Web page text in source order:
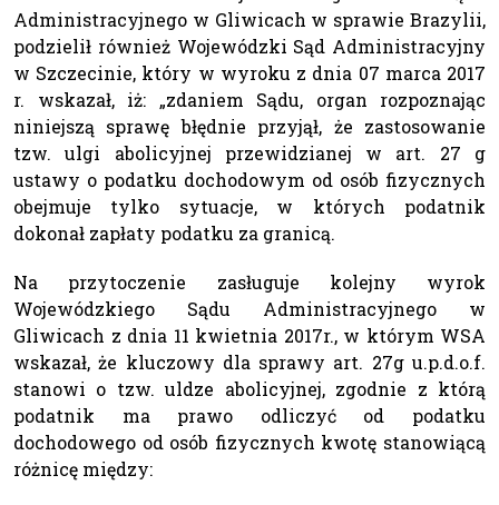
Administracyjnego w Gliwicach w sprawie Brazylii,
podzielił również Wojewódzki Sąd Administracyjny
w Szczecinie, który w wyroku z dnia 07 marca 2017
r. wskazał, iż: „zdaniem Sądu, organ rozpoznając
niniejszą sprawę błędnie przyjął, że zastosowanie
tzw. ulgi abolicyjnej przewidzianej w art. 27 g
ustawy o podatku dochodowym od osób fizycznych
obejmuje tylko sytuacje, w których podatnik
dokonał zapłaty podatku za granicą.
Na przytoczenie zasługuje kolejny wyrok
Wojewódzkiego Sądu Administracyjnego w
Gliwicach z dnia 11 kwietnia 2017r., w którym WSA
wskazał, że kluczowy dla sprawy art. 27g u.p.d.o.f.
stanowi o tzw. uldze abolicyjnej, zgodnie z którą
podatnik ma prawo odliczyć od podatku
dochodowego od osób fizycznych kwotę stanowiącą
różnicę między: